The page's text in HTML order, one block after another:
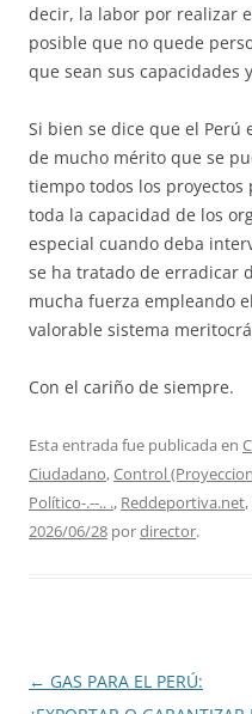
decir, la labor por realizar
posible que no quede
que sean sus capacidades
Si bien se dice que el Perú
de mucho mérito que se
tiempo todos los
toda la capacidad de los
especial cuando deba
se ha tratado de erradicar
mucha fuerza empleando
valorable sistema
Con el cariño de siempre.
Esta entrada fue publicada en
Ciudadano,Control
Político-.--.. ., Reddeportiva.net,
2026/06/28 pordirector.
Navegación
← GAS PARA EL PERÚ: